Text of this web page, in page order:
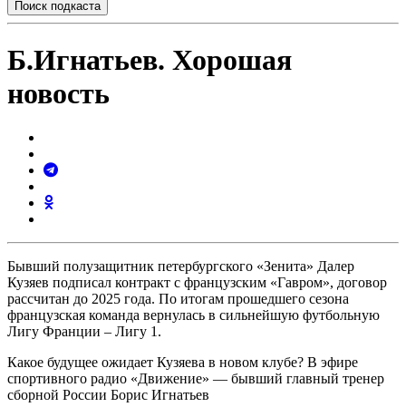
Б.Игнатьев. Хорошая
новость
Бывший полузащитник петербургского «Зенита» Далер
Кузяев подписал контракт с французским «Гавром», договор
рассчитан до 2025 года. По итогам прошедшего сезона
французская команда вернулась в сильнейшую футбольную
Лигу Франции – Лигу 1.
Какое будущее ожидает Кузяева в новом клубе? В эфире
спортивного радио «Движение» — бывший главный тренер
сборной России Борис Игнатьев